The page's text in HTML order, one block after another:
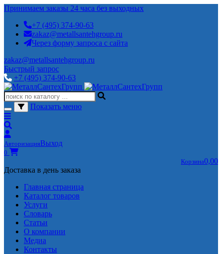
Принимаем заказы 24 часа без выходных
+7 (495) 374-90-63
zakaz@metallsantehgroup.ru
Через форму запроса с сайта
zakaz@metallsantehgroup.ru
Быстрый запрос
+7 (495) 374-90-63
Показать меню
АвторизацияВыход
0
Корзина0,00
Доставка в день заказа
Главная страница
Каталог товаров
Услуги
Словарь
Статьи
О компании
Медиа
Контакты